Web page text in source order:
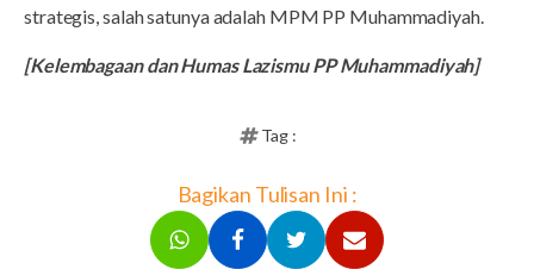
strategis, salah satunya adalah MPM PP Muhammadiyah.
[Kelembagaan dan Humas Lazismu PP Muhammadiyah]
Tag :
Bagikan Tulisan Ini :